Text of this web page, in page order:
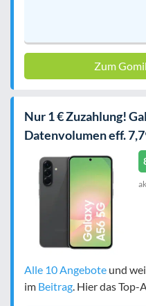
Zum
Nur 1 € Zuzahlung!
Datenvolumen eff.
Alle 10 Angebote und
im Beitrag . Hier das